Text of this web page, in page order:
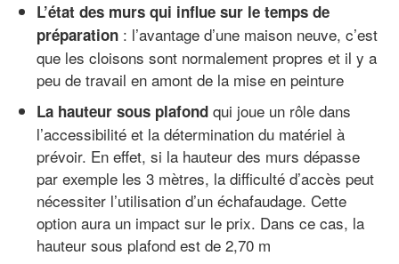
L’état des murs qui influe sur le temps de
préparation : l’avantage d’une maison neuve, c’est
que les cloisons sont normalement propres et il y a
peu de travail en amont de la mise en peinture
La hauteur sous plafond qui joue un rôle dans
l’accessibilité et la détermination du matériel à
prévoir. En effet, si la hauteur des murs dépasse
par exemple les 3 mètres, la difficulté d’accès peut
nécessiter l’utilisation d’un échafaudage. Cette
option aura un impact sur le prix. Dans ce cas, la
hauteur sous plafond est de 2,70 m